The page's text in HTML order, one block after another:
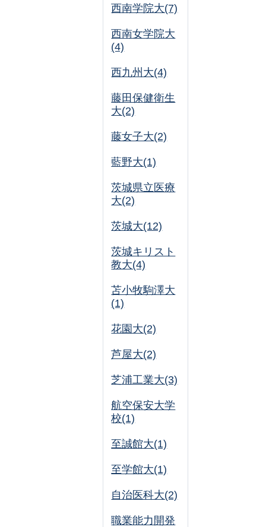
西南学院大(7)
西南女学院大
(4)
西九州大(4)
藤田保健衛生
大(2)
藤女子大(2)
藍野大(1)
茨城県立医療
大(2)
茨城大(12)
茨城キリスト
教大(4)
苫小牧駒澤大
(1)
花園大(2)
芦屋大(2)
芝浦工業大(3)
航空保安大学
校(1)
至誠館大(1)
至学館大(1)
自治医科大(2)
職業能力開発